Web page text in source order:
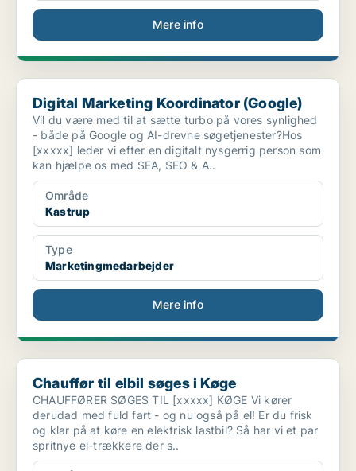
Mere info
Digital Marketing Koordinator (Google)
Digital Marketing Koordinator (Google)
Vil du være med til at sætte turbo på vores synlighed
- både på Google og AI-drevne søgetjenester?Hos
[xxxxx] leder vi efter en digitalt nysgerrig person som
kan hjælpe os med SEA, SEO & A..
Område
Kastrup
Type
Marketingmedarbejder
Mere info
Chauffør til elbil søges i Køge
Chauffør til elbil søges i Køge
CHAUFFØRER SØGES TIL [xxxxx] KØGE Vi kører
derudad med fuld fart - og nu også på el! Er du frisk
og klar på at køre en elektrisk lastbil? Så har vi et par
spritnye el-trækkere der s..